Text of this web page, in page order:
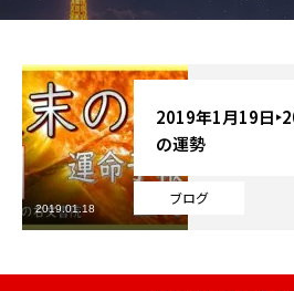
記事カテゴリー
ブログ
お知らせ
芸能界
テニス
ブログ
2019年1月19日
の運勢
2019.01.18